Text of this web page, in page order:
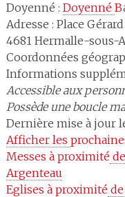
Doyenné : Doyenné
Adresse : Place
4681 Hermalle-sous-
Coordonnées
Informations
Accessible aux
Possède une boucle
Dernière mise à jour
Afficher les
Messes à proximité
Argenteau
Eglises à proximité